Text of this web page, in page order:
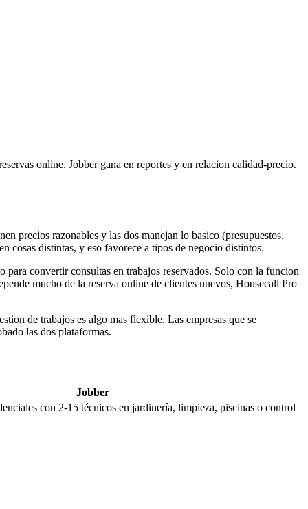
online. Jobber gana en reportes y en relacion calidad-precio.
precios razonables y las dos manejan lo basico (presupuestos,
cosas distintas, y eso favorece a tipos de negocio distintos.
convertir consultas en trabajos reservados. Solo con la funcion
mucho de la reserva online de clientes nuevos, Housecall Pro
de trabajos es algo mas flexible. Las empresas que se
las dos plataformas.
Jobber
con 2-15 técnicos en jardinería, limpieza, piscinas o control